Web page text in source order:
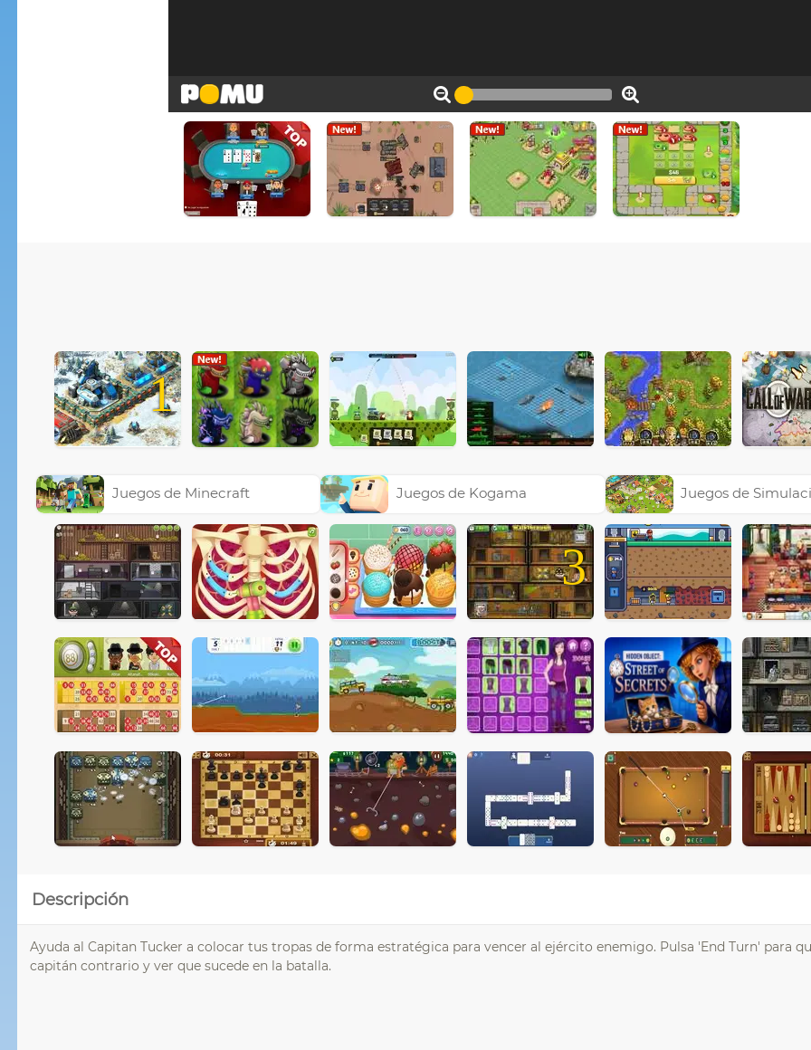
1
Juegos de Minecraft Juegos de Kogama Juegos de
3
Descripción
Ayuda al Capitan Tucker a colocar tus tropas de forma estratégica para vencer al ejército enemigo. Pulsa 'End Turn' para
capitán contrario y ver que sucede en la batalla.